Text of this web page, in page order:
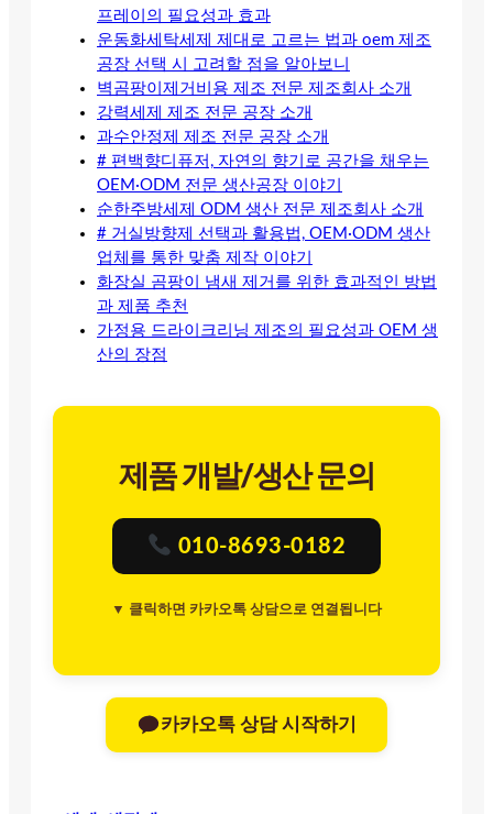
프레이의 필요성과 효과
운동화세탁세제 제대로 고르는 법과 oem 제조
공장 선택 시 고려할 점을 알아보니
벽곰팡이제거비용 제조 전문 제조회사 소개
강력세제 제조 전문 공장 소개
과수안정제 제조 전문 공장 소개
# 편백향디퓨저, 자연의 향기로 공간을 채우는
OEM·ODM 전문 생산공장 이야기
순한주방세제 ODM 생산 전문 제조회사 소개
# 거실방향제 선택과 활용법, OEM·ODM 생산
업체를 통한 맞춤 제작 이야기
화장실 곰팡이 냄새 제거를 위한 효과적인 방법
과 제품 추천
가정용 드라이크리닝 제조의 필요성과 OEM 생
산의 장점
제품 개발/생산 문의
010-8693-0182
▼ 클릭하면 카카오톡 상담으로 연결됩니다
카카오톡 상담 시작하기